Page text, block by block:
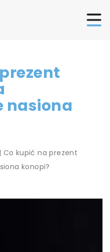
nasiona
| Co kupić na prezent
konopi?